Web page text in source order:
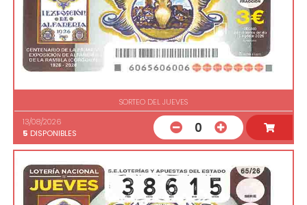
SORTEO DEL JUEVES
13/08/2026
5 DISPONIBLES 0